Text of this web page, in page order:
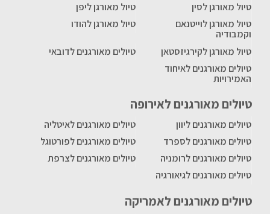
טיול מאורגן לסין
טיול מאורגן ליפן
טיול מאורגן לוייטנאם
וקמבודיה
טיול מאורגן להודו
טיול מאורגן לקירגיזסטאן
טיולים מאורגנים לדובאי
טיולים מאורגנים לאיחוד
האמירויות
טיולים מאורגנים לאירופה
טיולים מאורגנים ליוון
טיולים מאורגנים לאיטליה
טיולים מאורגנים לספרד
טיולים מאורגנים לפורטוגל
טיולים מאורגנים לרומניה
טיולים מאורגנים לצרפת
טיולים מאורגנים לגיאורגיה
טיולים מאורגנים לאמריקה